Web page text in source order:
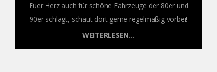
Euer Herz auch für schöne Fahrzeuge der 80er und
90er schlägt, schaut dort gerne regelmäßig vorbei!
WEITERLESEN...